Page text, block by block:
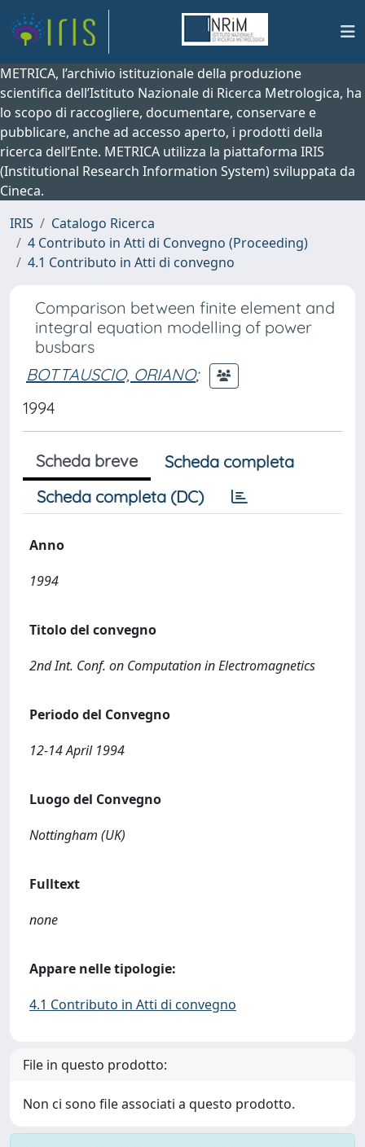
METRICA, l’archivio istituzionale della produzione
scientifica dell’Istituto Nazionale di Ricerca Metrologica, ha
lo scopo di raccogliere, documentare, conservare e
pubblicare, anche ad accesso aperto, i prodotti della
ricerca dell’Ente. METRICA utilizza la piattaforma IRIS
(Institutional Research Information System) sviluppata da
Cineca.
IRIS
Catalogo Ricerca
4 Contributo in Atti di Convegno (Proceeding)
4.1 Contributo in Atti di convegno
Comparison between finite element and
integral equation modelling of power
busbars
BOTTAUSCIO, ORIANO;
1994
Scheda breve
Scheda completa
Scheda completa (DC)
Anno
1994
Titolo del convegno
2nd Int. Conf. on Computation in Electromagnetics
Periodo del Convegno
12-14 April 1994
Luogo del Convegno
Nottingham (UK)
Fulltext
none
Appare nelle tipologie:
4.1 Contributo in Atti di convegno
File in questo prodotto:
Non ci sono file associati a questo prodotto.